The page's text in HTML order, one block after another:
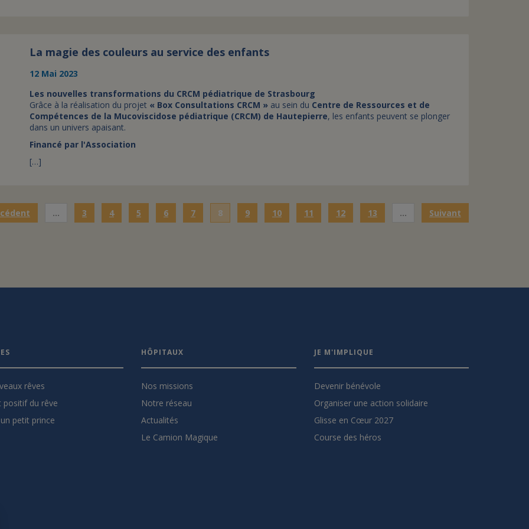
La magie des couleurs au service des enfants
12 Mai 2023
Les nouvelles transformations du CRCM pédiatrique de Strasbourg
Grâce à la réalisation du projet « Box Consultations CRCM » au sein du Centre de Ressources et de
Compétences de la Mucoviscidose pédiatrique (CRCM) de Hautepierre, les enfants peuvent se plonger
dans un univers apaisant.
Financé par l'Association
[…]
… 3 4 5 6 7 8 9 10 11 12 13 … Suivant
rêves
positif du rêve
petit prince
HÔPITAUX
Nos missions
Notre réseau
Actualités
Le Camion Magique
JE M'IMPLIQUE
Devenir bénévole
Organiser une action solidaire
Glisse en Cœur 2027
Course des héros